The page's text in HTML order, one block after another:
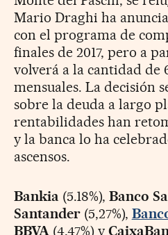
Mario Draghi ha
con el programa de
finales de 2017, pero a
volverá a la cantidad de
mensuales. La decisión
sobre la deuda a largo
rentabilidades han
y la banca lo ha
ascensos.
Bankia (5.18%), Banco
Santander(5,27%),
BBVA(4,47%) y